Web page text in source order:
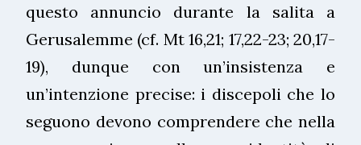
questo annuncio durante la salita a
Gerusalemme (cf. Mt 16,21; 17,22-23; 20,17-
19), dunque con un’insistenza e
un’intenzione precise: i discepoli che lo
seguono devono comprendere che nella